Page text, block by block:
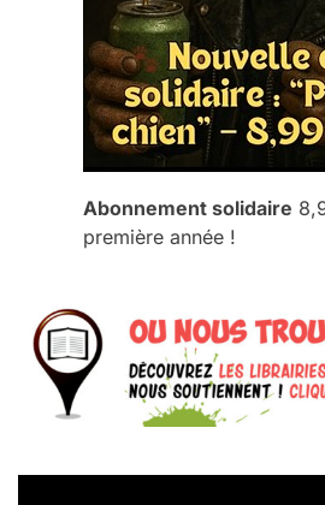
Abonnement solidaire
première année !